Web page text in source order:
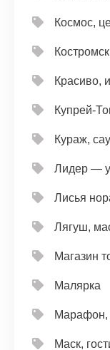
Космос,
Красиво,
Купрей-
Кураж,
Лидер —
Лисья
Лягуш,
Магазин
Малярка
Марафон,
Маск,